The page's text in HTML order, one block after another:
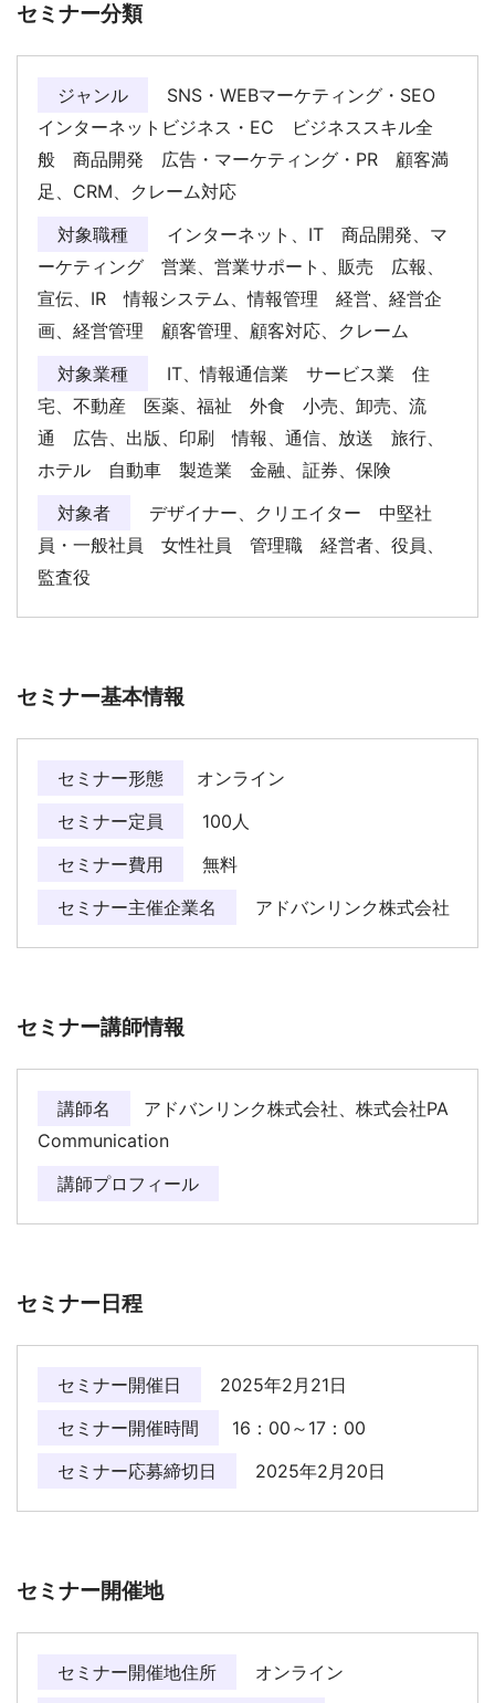
セミナー分類
ジャンル
SNS・WEBマーケティング・SEO
インターネットビジネス・EC ビジネススキル全
般 商品開発 広告・マーケティング・PR 顧客満
足、CRM、クレーム対応
対象職種
インターネット、IT 商品開発、マ
ーケティング 営業、営業サポート、販売 広報、
宣伝、IR 情報システム、情報管理 経営、経営企
画、経営管理 顧客管理、顧客対応、クレーム
対象業種
IT、情報通信業 サービス業 住
宅、不動産 医薬、福祉 外食 小売、卸売、流
通 広告、出版、印刷 情報、通信、放送 旅行、
ホテル 自動車 製造業 金融、証券、保険
対象者
デザイナー、クリエイター 中堅社
員・一般社員 女性社員 管理職 経営者、役員、
監査役
セミナー基本情報
セミナー形態
オンライン
セミナー定員
100人
セミナー費用
無料
セミナー主催企業名
アドバンリンク株式会社
セミナー講師情報
講師名
アドバンリンク株式会社、株式会社PA
Communication
講師プロフィール
セミナー日程
セミナー開催日
2025年2月21日
セミナー開催時間
16：00～17：00
セミナー応募締切日
2025年2月20日
セミナー開催地
セミナー開催地住所
オンライン